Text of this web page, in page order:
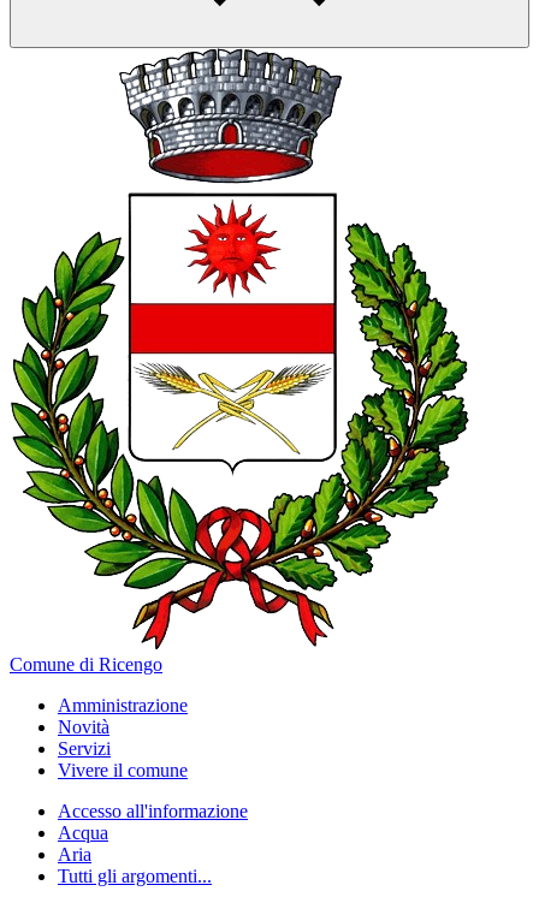
Comune di Ricengo
Amministrazione
Novità
Servizi
Vivere il comune
Accesso all'informazione
Acqua
Aria
Tutti gli argomenti...